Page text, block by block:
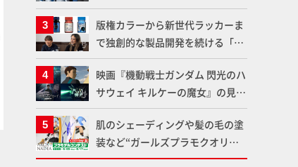
ゴールドイエロー
ボークス ファレホ
ペールフレッシュ
ボークス ファレホ
ンナップ！ウェイブライダーへの
変形、劇中どおりのプロポーショ
ンを再現【機動戦士Zガンダム】
版権カラーから新世代ラッカーま
で独創的な製品開発を続ける「ガ
イアノーツ」に塗料開発の裏側と
ラッカー塗料の未来についてイン
タビュー！
映画『機動戦士ガンダム 閃光のハ
サウェイ キルケーの魔女』の見放
題配信が8月31日（月）よりスタ
ート！Prime Videoで国内独占配
信
肌のシェーディングや髪の毛の塗
装など“ガールズプラモクオリテ
ィアップ術”で仕上げる！カスタ